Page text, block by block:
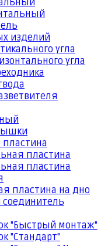
изделий
угла
угла
пластина
пластина
пластина на дно
"Быстрый монтаж"
"Стандарт"